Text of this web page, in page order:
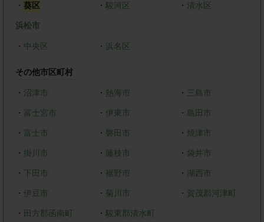
・ 葵区 ・ 駿河区 ・ 清水区
浜松市
・ 中央区 ・ 浜名区
その他市区町村
・ 沼津市 ・ 熱海市 ・ 三島市
・ 富士宮市 ・ 伊東市 ・ 島田市
・ 富士市 ・ 磐田市 ・焼津市
・ 掛川市 ・ 藤枝市 ・ 袋井市
・ 下田市 ・ 裾野市 ・ 湖西市
・ 伊豆市 ・ 菊川市 ・ 賀茂郡河津町
・ 田方郡函南町 ・ 駿東郡清水町